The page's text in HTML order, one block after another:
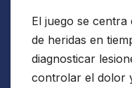
El juego se
de heridas en
diagnosticar
controlar el dolor